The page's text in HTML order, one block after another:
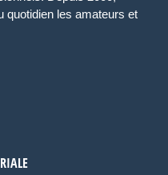
quotidien les amateurs et